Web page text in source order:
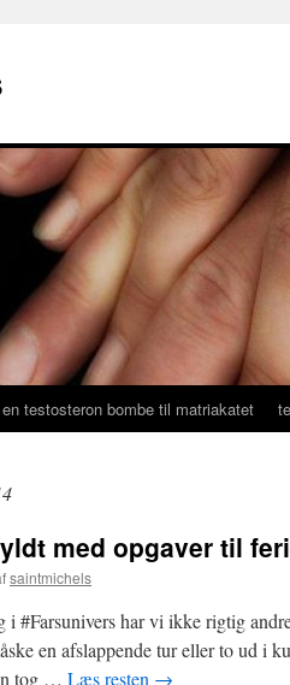
testosteron bombe til matriakatet
med opgaver til
saintmichels
i #Farsunivers har vi ikke rigtig
en afslappende tur eller to ud i
tog … Læs resten →